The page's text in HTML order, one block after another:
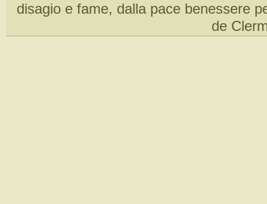
disagio e fame, dalla pace benessere
de